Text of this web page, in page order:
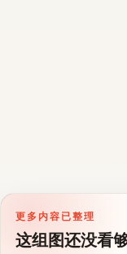
更多内容已整理
这组图还没看